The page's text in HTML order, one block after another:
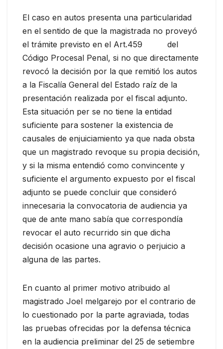
El caso en autos presenta una particularidad
en el sentido de que la magistrada no proveyó
el trámite previsto en el Art.459 del
Código Procesal Penal, si no que directamente
revocó la decisión por la que remitió los autos
a la Fiscalía General del Estado raíz de la
presentación realizada por el fiscal adjunto.
Esta situación per se no tiene la entidad
suficiente para sostener la existencia de
causales de enjuiciamiento ya que nada obsta
que un magistrado revoque su propia decisión,
y si la misma entendió como convincente y
suficiente el argumento expuesto por el fiscal
adjunto se puede concluir que consideró
innecesaria la convocatoria de audiencia ya
que de ante mano sabía que correspondía
revocar el auto recurrido sin que dicha
decisión ocasione una agravio o perjuicio a
alguna de las partes.
En cuanto al primer motivo atribuido al
magistrado Joel melgarejo por el contrario de
lo cuestionado por la parte agraviada, todas
las pruebas ofrecidas por la defensa técnica
en la audiencia preliminar del 25 de setiembre